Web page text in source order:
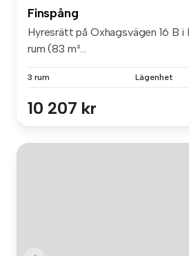
Finspång
Hyresrätt på Oxhagsvägen 16 B i
rum (83 m²...
3 rum Lägenhet
10 207 kr